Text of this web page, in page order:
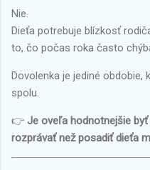
Nie.
Dieťa potrebuje blízkosť
to, čo počas roka často
Dovolenka je jediné
spolu.
👉 Je oveľa hodnotnejšie
rozprávať než posadiť dieťa